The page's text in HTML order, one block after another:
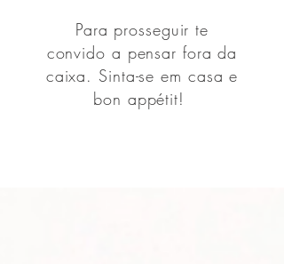
Para prosseguir te
convido a pensar fora da
caixa. Sinta-se em casa e
bon appétit!